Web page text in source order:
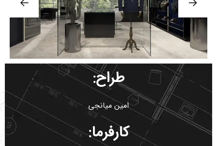
طراح:
امین میانجی
کارفرما: